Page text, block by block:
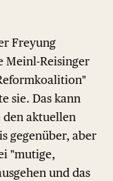
Freyung
Meinl-Reisinger
sie. Das kann
den aktuellen
gegenüber, aber
"mutige,
und das